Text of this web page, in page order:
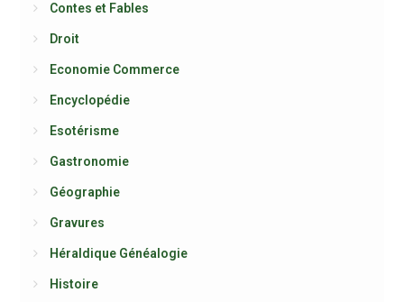
Contes et Fables
Droit
Economie Commerce
Encyclopédie
Esotérisme
Gastronomie
Géographie
Gravures
Héraldique Généalogie
Histoire